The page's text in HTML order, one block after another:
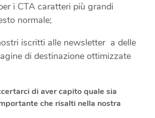
i CTA caratteri più grandi
normale;
iscritti alle newsletter a delle
di destinazione ottimizzate
di aver capito quale sia
che risalti nella nostra